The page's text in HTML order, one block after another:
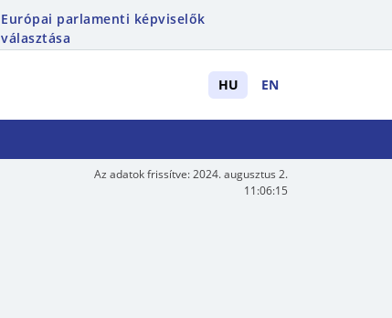
Európai parlamenti képviselők
választása
HU EN
Az adatok frissítve:2024. augusztus 2.
11:06:15